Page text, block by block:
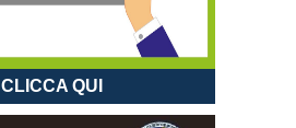
CLICCA QUI